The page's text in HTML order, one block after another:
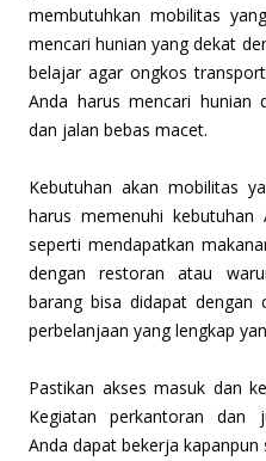
membutuhkan mobilitas
mencari hunian yang dekat
belajar agar ongkos
Anda harus mencari hunian
dan jalan bebas macet.
Kebutuhan akan mobilitas
harus memenuhi
seperti mendapatkan
dengan restoran atau
barang bisa didapat dengan
perbelanjaan yang lengkap
Pastikan akses masuk dan
Kegiatan perkantoran dan
Anda dapat bekerja